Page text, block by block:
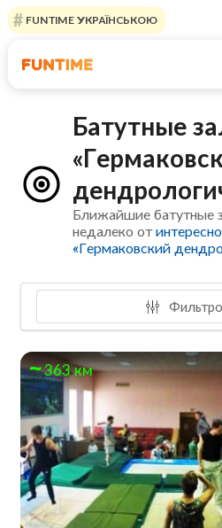
FUNTIME УКРАЇНСЬКОЮ
Батутные
Ближайшие батутные
недалеко от
«Гермаковский
363 км